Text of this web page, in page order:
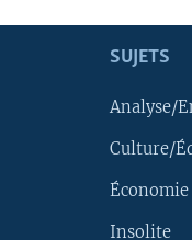
SUJETS
Analyse/
Culture/
Économie
Insolite